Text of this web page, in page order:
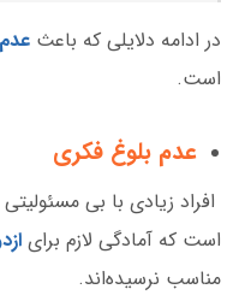
در ادامه دلایلی که باعث
است.
عدم بلوغ فکری
افراد زیادی با بی
است که آمادگی لازم برای
مناسب نرسیده‌اند.